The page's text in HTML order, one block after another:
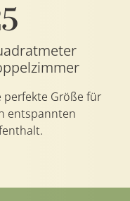
perfekte Größe für
entspannten